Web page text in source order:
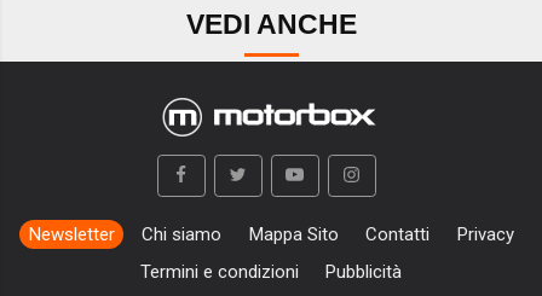
VEDI ANCHE
Newsletter Chi siamo Mappa Sito Contatti
Privacy
Termini e condizioni
Pubblicità